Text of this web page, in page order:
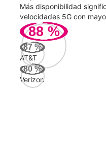
Más disponibilidad
velocidades 5G con
88 %
87 %
AT&T
80%
Verizon